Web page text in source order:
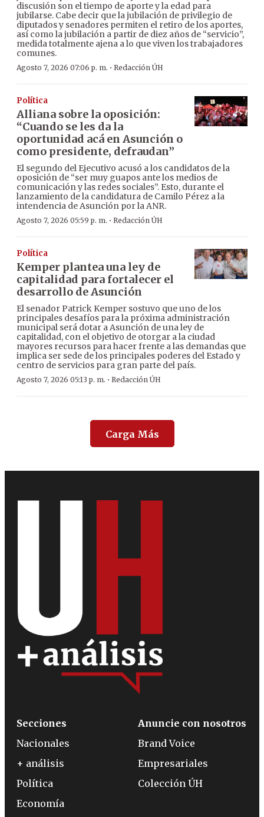
discusión son el tiempo de aporte y la edad para
jubilarse. Cabe decir que la jubilación de privilegio de
diputados y senadores permiten el retiro de los aportes,
así como la jubilación a partir de diez años de “servicio”,
medida totalmente ajena a lo que viven los trabajadores
comunes.
Agosto 7, 2026 07:06 p. m. · Redacción ÚH
Política
Alliana sobre la oposición:
“Cuando se les da la
oportunidad acá en Asunción o
como presidente, defraudan”
El segundo del Ejecutivo acusó a los candidatos de la
oposición de “ser muy guapos ante los medios de
comunicación y las redes sociales”. Esto, durante el
lanzamiento de la candidatura de Camilo Pérez a la
intendencia de Asunción por la ANR.
Agosto 7, 2026 05:59 p. m. · Redacción ÚH
Política
Kemper plantea una ley de
capitalidad para fortalecer el
desarrollo de Asunción
El senador Patrick Kemper sostuvo que uno de los
principales desafíos para la próxima administración
municipal será dotar a Asunción de una ley de
capitalidad, con el objetivo de otorgar a la ciudad
mayores recursos para hacer frente a las demandas que
implica ser sede de los principales poderes del Estado y
centro de servicios para gran parte del país.
Agosto 7, 2026 05:13 p. m. · Redacción ÚH
Carga Más
Secciones
Nacionales
+ análisis
Política
Economía
Anuncie con nosotros
Brand Voice
Empresariales
Colección ÚH